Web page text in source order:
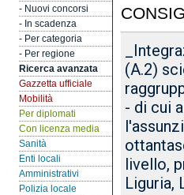
- Nuovi concorsi
- In scadenza
- Per categoria
- Per regione
Ricerca avanzata
Gazzetta ufficiale
Mobilità
Per diplomati
Con licenza media
Sanità
Enti locali
Amministrativi
Polizia locale
(A.2)
- di cui
livello,
Liguria,